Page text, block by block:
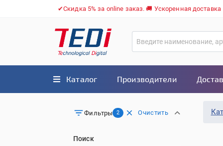
✔Скидка 5% за online заказ. 🚚 Ускоренная
Каталог Производители
Фильтры 2 Очистить
Поиск